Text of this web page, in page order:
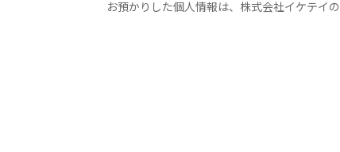
お預かりした個人情報は、株式会社イケテイの